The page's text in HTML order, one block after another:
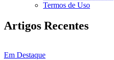
Termos de Uso
Artigos Recentes
Em Destaque